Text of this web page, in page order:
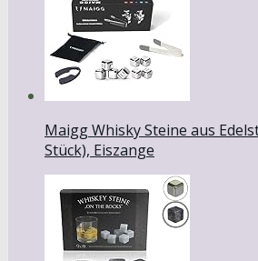
Maigg Whisky Steine aus
Stück), Eiszange